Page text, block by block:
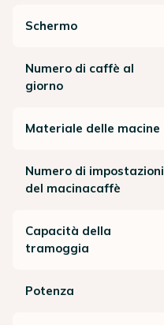
Schermo
Numero di caffè al
giorno
Materiale delle macine
Numero di impostazioni
del macinacaffè
Capacità della
tramoggia
Potenza